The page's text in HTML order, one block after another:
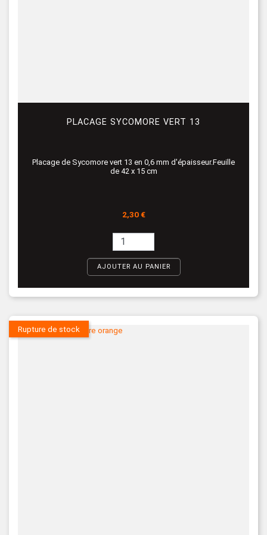
PLACAGE SYCOMORE VERT 13
Placage de Sycomore vert 13 en 0,6 mm d'épaisseur.Feuille
de 42 x 15 cm
Prix
2,30 €
AJOUTER AU PANIER
Rupture de stock